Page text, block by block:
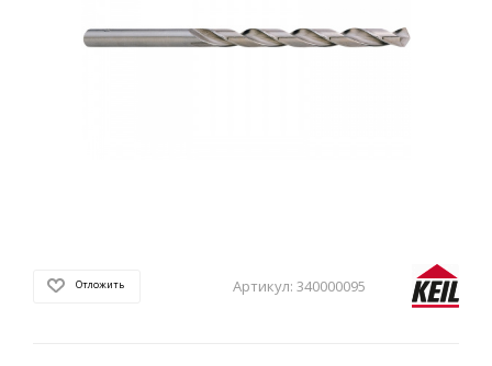
Отложить Артикул: 340000095